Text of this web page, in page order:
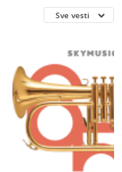
Sve vesti